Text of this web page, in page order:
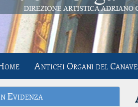
Antichi Organi del
Evidenza